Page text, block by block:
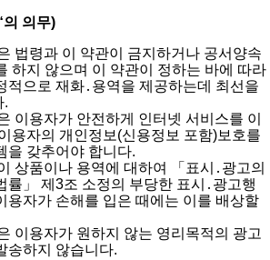
의 의무)
법령과 이 약관이 금지하거나 공서양속
하지 않으며 이 약관이 정하는 바에 따라
적으로 재화․용역을 제공하는데 최선을
.
이용자가 안전하게 인터넷 서비스를 이
용자의 개인정보(신용정보 포함)보호를
을 갖추어야 합니다.
상품이나 용역에 대하여 「표시․광고의
률」 제3조 소정의 부당한 표시․광고행
용자가 손해를 입은 때에는 이를 배상할
이용자가 원하지 않는 영리목적의 광고
송하지 않습니다.